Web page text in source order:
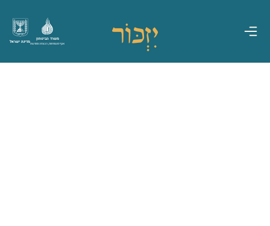
מדינת ישראל
משרד הביטחון
אגף משפחות, הנצחה ומורשת